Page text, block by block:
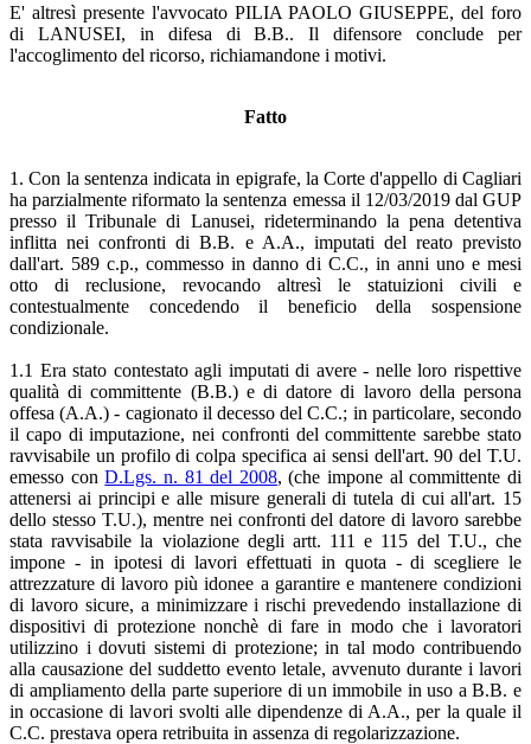
E' altresì presente l'avvocato PILIA PAOLO GIUSEPPE, del foro
di LANUSEI, in difesa di B.B.. Il difensore conclude per
l'accoglimento del ricorso, richiamandone i motivi.
Fatto
1. Con la sentenza indicata in epigrafe, la Corte d'appello di Cagliari
ha parzialmente riformato la sentenza emessa il 12/03/2019 dal GUP
presso il Tribunale di Lanusei, rideterminando la pena detentiva
inflitta nei confronti di B.B. e A.A., imputati del reato previsto
dall'art. 589 c.p., commesso in danno di C.C., in anni uno e mesi
otto di reclusione, revocando altresì le statuizioni civili e
contestualmente concedendo il beneficio della sospensione
condizionale.
1.1 Era stato contestato agli imputati di avere - nelle loro rispettive
qualità di committente (B.B.) e di datore di lavoro della persona
offesa (A.A.) - cagionato il decesso del C.C.; in particolare, secondo
il capo di imputazione, nei confronti del committente sarebbe stato
ravvisabile un profilo di colpa specifica ai sensi dell'art. 90 del T.U.
emesso conD.Lgs. n. 81 del 2008, (che impone al committente di
attenersi ai principi e alle misure generali di tutela di cui all'art. 15
dello stesso T.U.), mentre nei confronti del datore di lavoro sarebbe
stata ravvisabile la violazione degli artt. 111 e 115 del T.U., che
impone - in ipotesi di lavori effettuati in quota - di scegliere le
attrezzature di lavoro più idonee a garantire e mantenere condizioni
di lavoro sicure, a minimizzare i rischi prevedendo installazione di
dispositivi di protezione nonchè di fare in modo che i lavoratori
utilizzino i dovuti sistemi di protezione; in tal modo contribuendo
alla causazione del suddetto evento letale, avvenuto durante i lavori
di ampliamento della parte superiore di un immobile in uso a B.B. e
in occasione di lavori svolti alle dipendenze di A.A., per la quale il
C.C. prestava opera retribuita in assenza di regolarizzazione.